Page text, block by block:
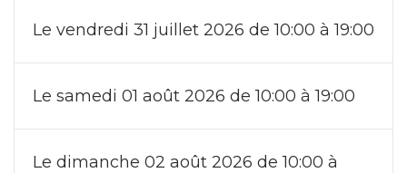
Le vendredi 31 juillet 2026 de 10:00 à 19:00
Le samedi 01 août 2026 de 10:00 à 19:00
Le dimanche 02 août 2026 de 10:00 à